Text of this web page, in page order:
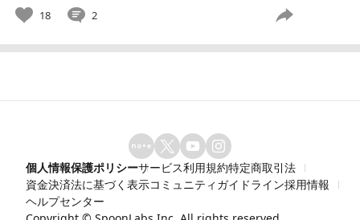
18 2
個人情報保護ポリシーサービス利用規約特定商取引法
資金決済法に基づく表示コミュニティガイドライン採用情報
ヘルプセンター